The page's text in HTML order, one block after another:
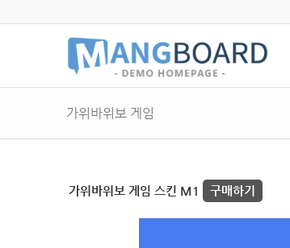
가위바위보 게임
가위바위보 게임 스킨 M1 구매하기